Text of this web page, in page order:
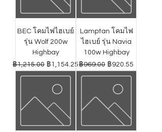
BEC โคมไฟไฮเบย์
รุ่น Wolf 200w
Highbay
ราคาปกติ
฿1,215.00 ราคาขายลด
฿1,154.25
Lamptan โคมไฟ
ไฮเบย์ รุ่น Navia
100w Highbay
ราคาปกติ
฿969.00 ราคาขายลด
฿920.55